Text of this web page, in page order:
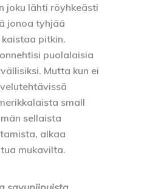
joku lähti röyhkeästi
jonoa tyhjää
pitkin.
puolalaisia
Mutta kun ei
small
sellaista
alkaa
mukavilta.